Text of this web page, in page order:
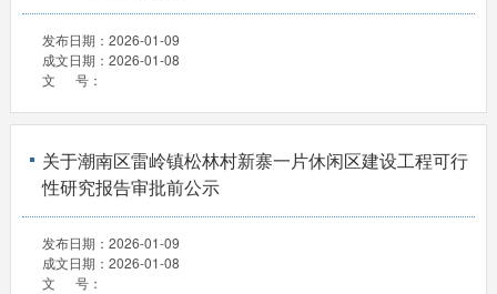
发布日期： 2026-01-09
成文日期： 2026-01-08
文 号：
关于潮南区雷岭镇松林村新寨一片休闲区建设工程可行
性研究报告审批前公示
发布日期： 2026-01-09
成文日期： 2026-01-08
文 号：